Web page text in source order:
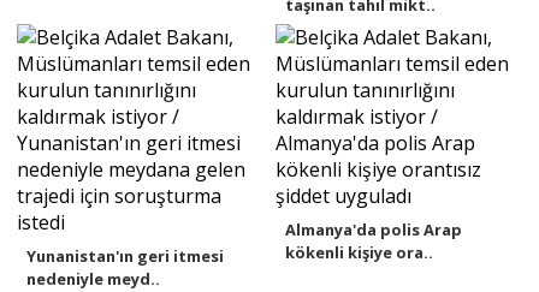
Yunanistan'ın geri itmesi
nedeniyle meyd..
Almanya'da polis Arap
kökenli kişiye ora..